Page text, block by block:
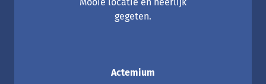
Mooie locatie en heerlijk
gegeten.
Actemium